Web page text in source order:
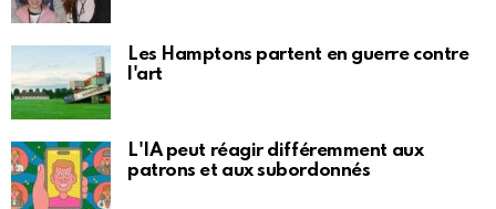
Les Hamptons partent en guerre contre
l'art
L'IA peut réagir différemment aux
patrons et aux subordonnés